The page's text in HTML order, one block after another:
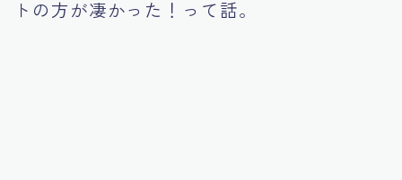
Shop
トの方が凄かった！って話。